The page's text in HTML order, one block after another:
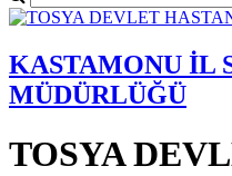
KASTAMONU İL
MÜDÜRLÜĞÜ
TOSYA